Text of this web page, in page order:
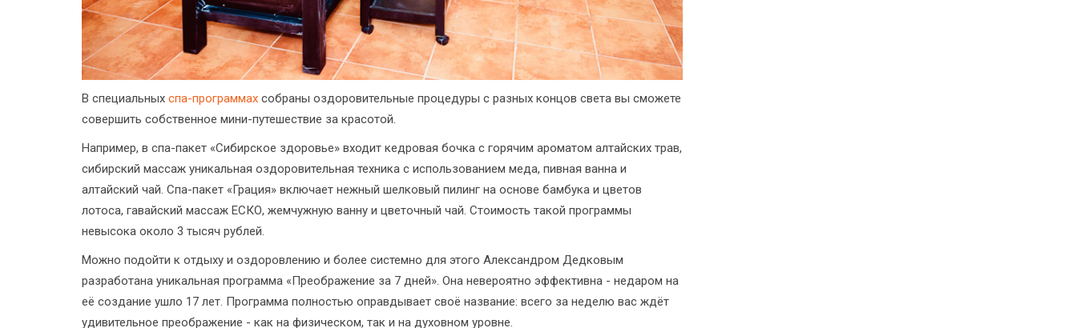
В специальных спа-программах собраны оздоровительные процедуры с разных концов света вы сможете
совершить собственное мини-путешествие за красотой.
Например, в спа-пакет «Сибирское здоровье» входит кедровая бочка с горячим ароматом алтайских трав,
сибирский массаж уникальная оздоровительная техника с использованием меда, пивная ванна и
алтайский чай. Спа-пакет «Грация» включает нежный шелковый пилинг на основе бамбука и цветов
лотоса, гавайский массаж ЕСКО, жемчужную ванну и цветочный чай. Стоимость такой программы
невысока около 3 тысяч рублей.
Можно подойти к отдыху и оздоровлению и более системно для этого Александром Дедковым
разработана уникальная программа «Преображение за 7 дней». Она невероятно эффективна - недаром на
её создание ушло 17 лет. Программа полностью оправдывает своё название: всего за неделю вас ждёт
удивительное преображение - как на физическом, так и на духовном уровне.